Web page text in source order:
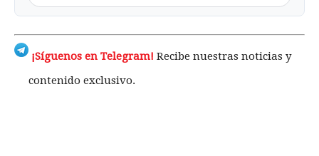
¡Síguenos en Telegram! Recibe nuestras noticias y
contenido exclusivo.